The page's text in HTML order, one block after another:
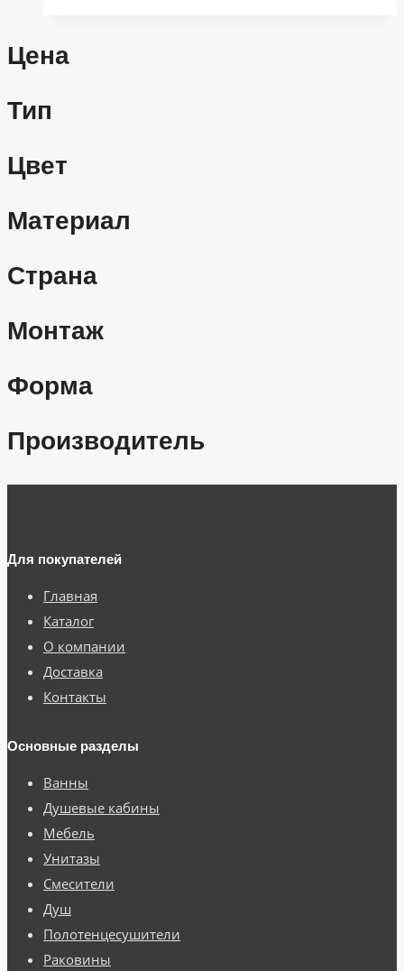
Цена
Тип
Цвет
Материал
Страна
Монтаж
Форма
Производитель
Для покупателей
Главная
Каталог
О компании
Доставка
Контакты
Основные разделы
Ванны
Душевые кабины
Мебель
Унитазы
Смесители
Душ
Полотенцесушители
Раковины